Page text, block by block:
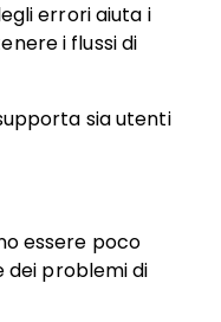
errori aiuta i
i flussi di
sia utenti
essere poco
dei problemi di